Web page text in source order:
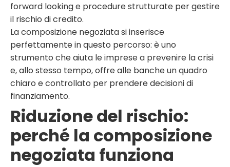
forward looking e procedure strutturate per gestire
il rischio di credito.
La composizione negoziata si inserisce
perfettamente in questo percorso: è uno
strumento che aiuta le imprese a prevenire la crisi
e, allo stesso tempo, offre alle banche un quadro
chiaro e controllato per prendere decisioni di
finanziamento.
Riduzione del rischio:
perché la composizione
negoziata funziona